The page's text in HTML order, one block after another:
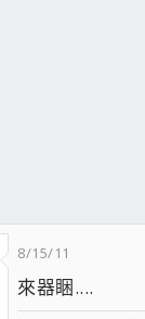
8/15/11
來器睏....